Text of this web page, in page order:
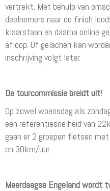
vertrekt. Met behulp van
deelnemers naar de finish
klaarstaan en daarna online
afloop. Of gelachen kan
inschrijving volgt later.
De tourcommissie breidt uit!
Op zowel woensdag als
een referentiesnelheid van
gaan er 2 groepen fietsen
en 30km/uur.
Meerdaagse Engeland wordt